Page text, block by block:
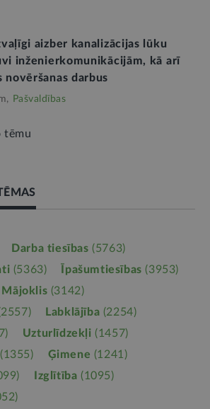
aizber kanalizācijas lūku
inženierkomunikācijām, kā arī
novēršanas darbus
Pašvaldības
tēmu
Darba tiesības (5763)
(5363) Īpašumtiesības (3953)
Mājoklis (3142)
Labklājība (2254)
Uzturlīdzekļi (1457)
(1355) Ģimene (1241)
Izglītība (1095)